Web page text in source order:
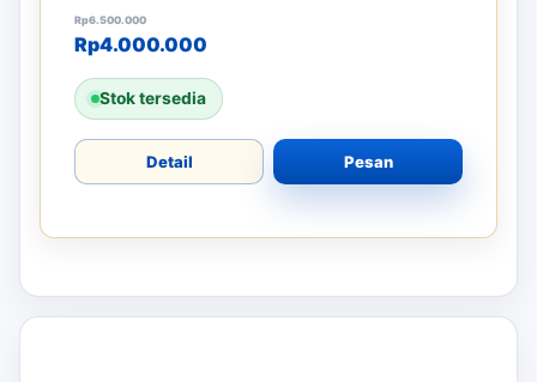
Rp6.500.000
Harga aslinya adalah: Rp6.500.000.
Rp4.000.000
Harga saat ini adalah: Rp4.000.000.
Stok tersedia
Detail Pesan